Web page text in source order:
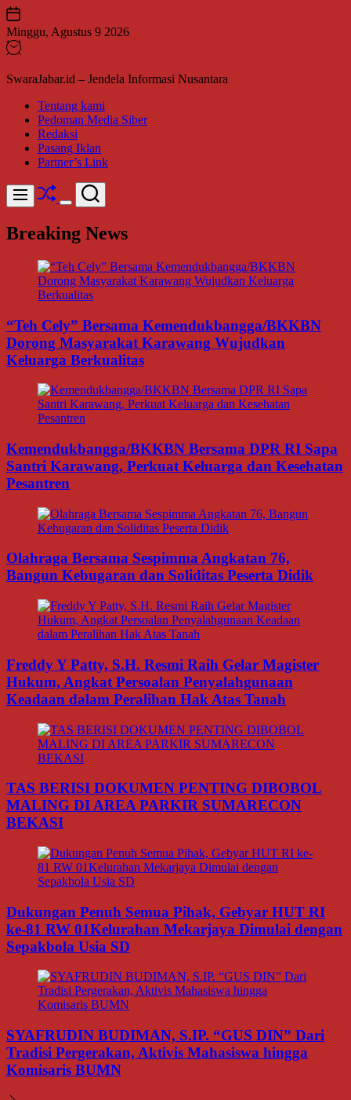
Skip
to
content
Minggu, Agustus 9 2026
SwaraJabar.id – Jendela Informasi Nusantara
Tentang kami
Pedoman Media Siber
Redaksi
Pasang Iklan
Partner’s Link
Menu Shuffle
Switch
mode
Search
Breaking News
“Teh Cely” Bersama Kemendukbangga/BKKBN
Dorong Masyarakat Karawang Wujudkan
Keluarga Berkualitas
Kemendukbangga/BKKBN Bersama DPR RI Sapa
Santri Karawang, Perkuat Keluarga dan Kesehatan
Pesantren
Olahraga Bersama Sespimma Angkatan 76,
Bangun Kebugaran dan Soliditas Peserta Didik
Freddy Y Patty, S.H. Resmi Raih Gelar Magister
Hukum, Angkat Persoalan Penyalahgunaan
Keadaan dalam Peralihan Hak Atas Tanah
TAS BERISI DOKUMEN PENTING DIBOBOL
MALING DI AREA PARKIR SUMARECON
BEKASI
Dukungan Penuh Semua Pihak, Gebyar HUT RI
ke-81 RW 01Kelurahan Mekarjaya Dimulai dengan
Sepakbola Usia SD
SYAFRUDIN BUDIMAN, S.IP. “GUS DIN” Dari
Tradisi Pergerakan, Aktivis Mahasiswa hingga
Komisaris BUMN